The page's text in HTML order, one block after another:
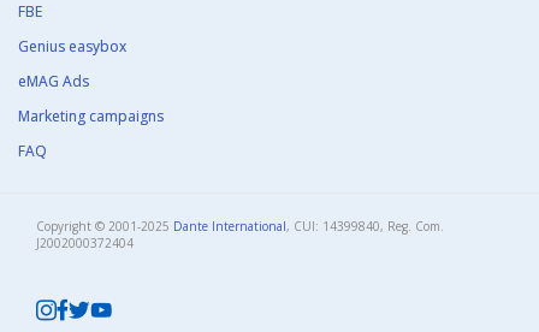
FBE
Genius easybox
eMAG Ads
Marketing campaigns
FAQ
Copyright © 2001-2025 Dante International, CUI: 14399840, Reg. Com.
J2002000372404​